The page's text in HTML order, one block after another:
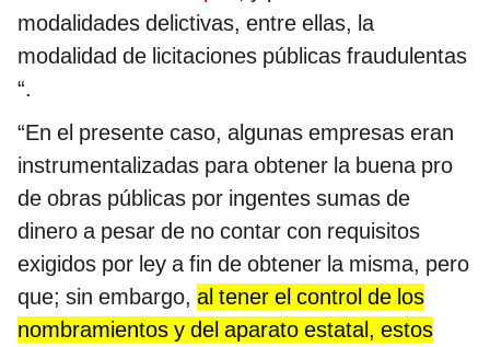
modalidades delictivas, entre ellas, la
modalidad de licitaciones públicas fraudulentas
“.
“En el presente caso, algunas empresas eran
instrumentalizadas para obtener la buena pro
de obras públicas por ingentes sumas de
dinero a pesar de no contar con requisitos
exigidos por ley a fin de obtener la misma, pero
que; sin embargo, al tener el control de los
nombramientos y del aparato estatal, estos